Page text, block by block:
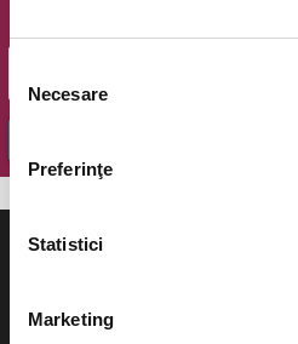
consimțământului
Necesare
Preferinţe
Statistici
Marketing